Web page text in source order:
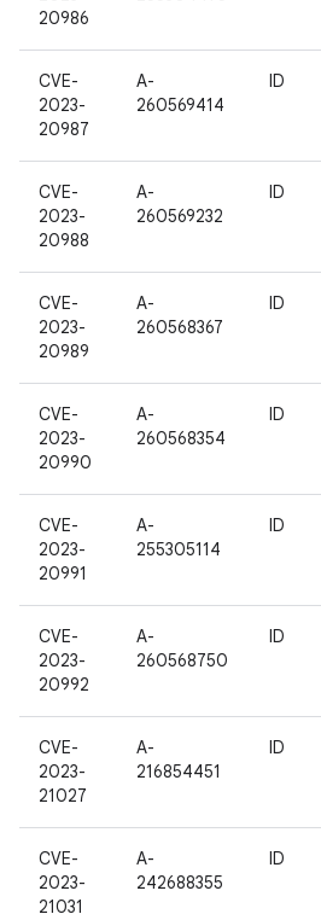
20986
CVE-
2023-
20987
A-
260569414
ID
CVE-
2023-
20988
A-
260569232
ID
CVE-
2023-
20989
A-
260568367
ID
CVE-
2023-
20990
A-
260568354
ID
CVE-
2023-
20991
A-
255305114
ID
CVE-
2023-
20992
A-
260568750
ID
CVE-
2023-
21027
A-
216854451
ID
CVE-
2023-
21031
A-
242688355
ID